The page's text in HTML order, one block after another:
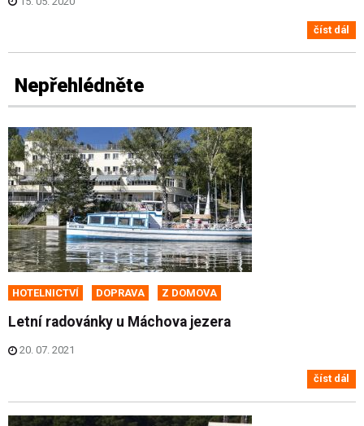
číst dál
Nepřehlédněte
HOTELNICTVÍ DOPRAVA Z DOMOVA
Letní radovánky u Máchova jezera
20. 07. 2021
číst dál